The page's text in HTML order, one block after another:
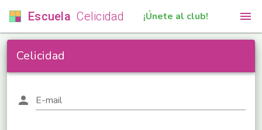
EscuelaCelicidad ¡Únete al club!
Celicidad
person E-mail